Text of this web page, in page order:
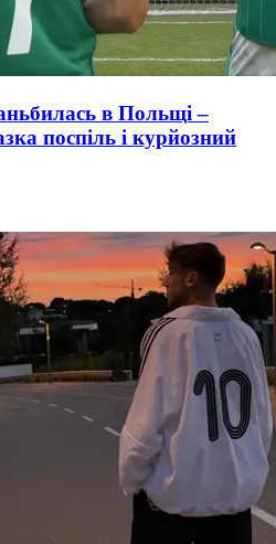
в Польщі –
поспіль і курйозний